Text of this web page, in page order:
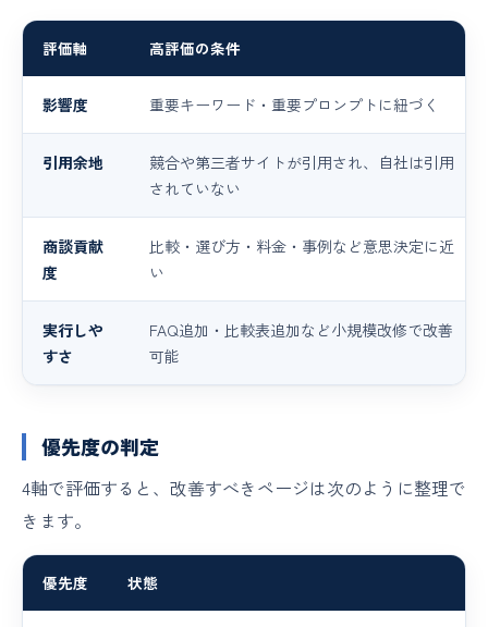
評価軸 高評価の条件
影響度 重要キーワード・重要プロンプトに紐づく
引用余地
競合や第三者サイトが引用され、自社は引用
されていない
商談貢献
度
比較・選び方・料金・事例など意思決定に近
い
実行しや
すさ
FAQ追加・比較表追加など小規模改修で改善
可能
優先度の判定
4軸で評価すると、改善すべきページは次のように整理で
きます。
優先度 状態